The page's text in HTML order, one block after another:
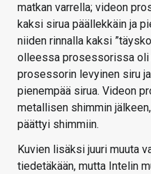
matkan varrella; videon
kaksi sirua päällekkäin ja
niiden rinnalla kaksi
olleessa prosessorissa oli
prosessorin levyinen siru
pienempää sirua. Videon
metallisen shimmin
päättyi shimmiin.
Kuvien lisäksi juuri muuta
tiedetäkään, mutta Intelin